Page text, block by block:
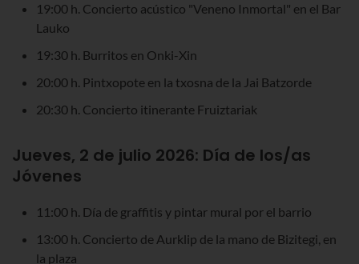
19:00 h. Concierto acústico "Veneno Inmortal" en el Bar
Lauko
19:30 h. Burritos en Onki-Xin
20:00 h. Pintxopote en la txosna de la Jai Batzorde
20:30 h. Concierto itinerante Fruiztariak
Jueves, 2 de julio 2026: Día de los/as
Jóvenes
11:00 h. Día de graffitis y pintar mural por el barrio
13:00 h. Concierto de Aurklip de la mano de Bizitegi, en
la plaza